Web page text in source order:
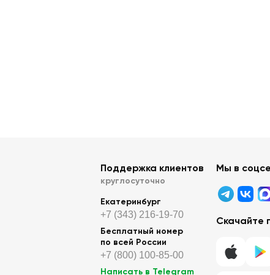
Поддержка клиентов
круглосуточно
Екатеринбург
+7 (343) 216-19-70
Бесплатный номер
по всей России
+7 (800) 100-85-00
Написать в Telegram
Мы в
Скачайте